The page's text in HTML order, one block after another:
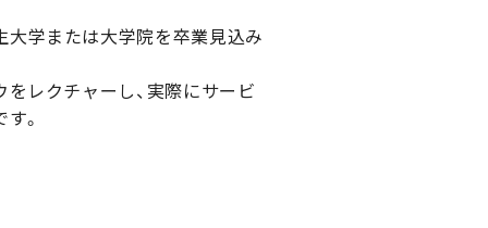
大学または大学院を卒業見込み
レクチャーし、実際にサービ
。